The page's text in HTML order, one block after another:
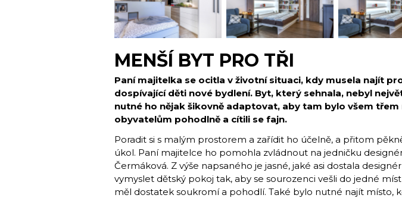
MENŠÍ BYT PRO TŘI
Paní majitelka se ocitla v životní situaci, kdy musela najít
dospívající děti nové bydlení. Byt, který sehnala, nebyl
nutné ho nějak šikovně adaptovat, aby tam bylo všem třem
obyvatelům pohodlně a cítili se fajn.
Poradit si s malým prostorem a zařídit ho účelně, a přitom
úkol. Paní majitelce ho pomohla zvládnout na jedničku
Čermáková. Z výše napsaného je jasné, jaké asi dostala
vymyslet dětský pokoj tak, aby se sourozenci vešli do jedné
měl dostatek soukromí a pohodlí. Také bylo nutné najít místo,